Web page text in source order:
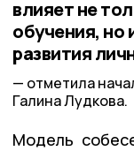
влияет не
обучения, но
развития
отметила
Галина Лудкова.
Модель